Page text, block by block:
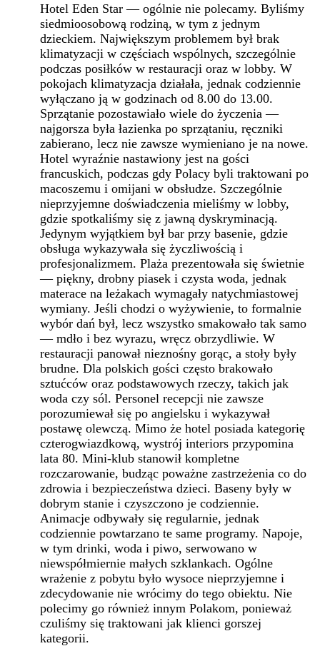
Hotel Eden Star — ogólnie nie polecamy. Byliśmy
siedmioosobową rodziną, w tym z jednym
dzieckiem. Największym problemem był brak
klimatyzacji w częściach wspólnych, szczególnie
podczas posiłków w restauracji oraz w lobby. W
pokojach klimatyzacja działała, jednak codziennie
wyłączano ją w godzinach od 8.00 do 13.00.
Sprzątanie pozostawiało wiele do życzenia —
najgorsza była łazienka po sprzątaniu, ręczniki
zabierano, lecz nie zawsze wymieniano je na nowe.
Hotel wyraźnie nastawiony jest na gości
francuskich, podczas gdy Polacy byli traktowani po
macoszemu i omijani w obsłudze. Szczególnie
nieprzyjemne doświadczenia mieliśmy w lobby,
gdzie spotkaliśmy się z jawną dyskryminacją.
Jedynym wyjątkiem był bar przy basenie, gdzie
obsługa wykazywała się życzliwością i
profesjonalizmem. Plaża prezentowała się świetnie
— piękny, drobny piasek i czysta woda, jednak
materace na leżakach wymagały natychmiastowej
wymiany. Jeśli chodzi o wyżywienie, to formalnie
wybór dań był, lecz wszystko smakowało tak samo
— mdło i bez wyrazu, wręcz obrzydliwie. W
restauracji panował nieznośny gorąc, a stoły były
brudne. Dla polskich gości często brakowało
sztućców oraz podstawowych rzeczy, takich jak
woda czy sól. Personel recepcji nie zawsze
porozumiewał się po angielsku i wykazywał
postawę olewczą. Mimo że hotel posiada kategorię
czterogwiazdkową, wystrój interiors przypomina
lata 80. Mini-klub stanowił kompletne
rozczarowanie, budząc poważne zastrzeżenia co do
zdrowia i bezpieczeństwa dzieci. Baseny były w
dobrym stanie i czyszczono je codziennie.
Animacje odbywały się regularnie, jednak
codziennie powtarzano te same programy. Napoje,
w tym drinki, woda i piwo, serwowano w
niewspółmiernie małych szklankach. Ogólne
wrażenie z pobytu było wysoce nieprzyjemne i
zdecydowanie nie wrócimy do tego obiektu. Nie
polecimy go również innym Polakom, ponieważ
czuliśmy się traktowani jak klienci gorszej
kategorii.